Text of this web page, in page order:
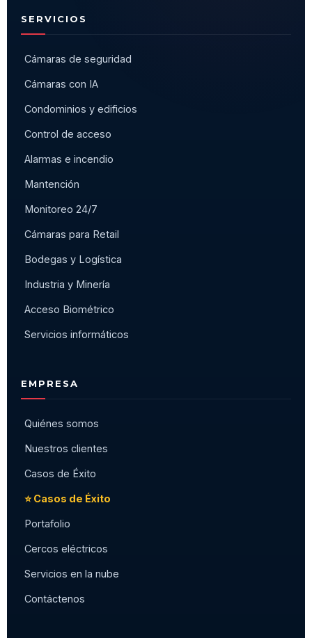
SERVICIOS
Cámaras de seguridad
Cámaras con IA
Condominios y edificios
Control de acceso
Alarmas e incendio
Mantención
Monitoreo 24/7
Cámaras para Retail
Bodegas y Logística
Industria y Minería
Acceso Biométrico
Servicios informáticos
EMPRESA
Quiénes somos
Nuestros clientes
Casos de Éxito
⭐ Casos de Éxito
Portafolio
Cercos eléctricos
Servicios en la nube
Contáctenos